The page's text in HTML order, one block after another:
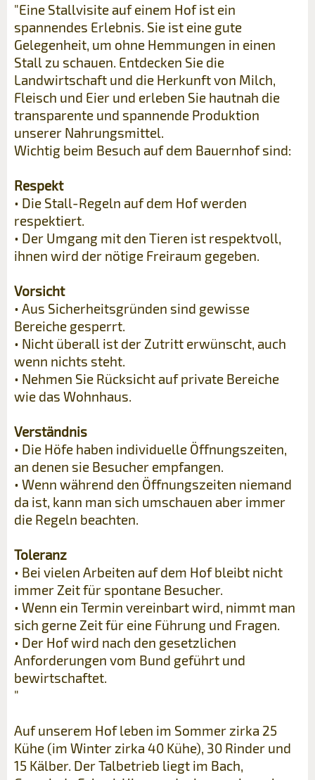
"Eine Stallvisite auf einem Hof ist ein
spannendes Erlebnis. Sie ist eine gute
Gelegenheit, um ohne Hemmungen in einen
Stall zu schauen. Entdecken Sie die
Landwirtschaft und die Herkunft von Milch,
Fleisch und Eier und erleben Sie hautnah die
transparente und spannende Produktion
unserer Nahrungsmittel.
Wichtig beim Besuch auf dem Bauernhof sind:
Respekt
• Die Stall-Regeln auf dem Hof werden
respektiert.
• Der Umgang mit den Tieren ist respektvoll,
ihnen wird der nötige Freiraum gegeben.
Vorsicht
• Aus Sicherheitsgründen sind gewisse
Bereiche gesperrt.
• Nicht überall ist der Zutritt erwünscht, auch
wenn nichts steht.
• Nehmen Sie Rücksicht auf private Bereiche
wie das Wohnhaus.
Verständnis
• Die Höfe haben individuelle Öffnungszeiten,
an denen sie Besucher empfangen.
• Wenn während den Öffnungszeiten niemand
da ist, kann man sich umschauen aber immer
die Regeln beachten.
Toleranz
• Bei vielen Arbeiten auf dem Hof bleibt nicht
immer Zeit für spontane Besucher.
• Wenn ein Termin vereinbart wird, nimmt man
sich gerne Zeit für eine Führung und Fragen.
• Der Hof wird nach den gesetzlichen
Anforderungen vom Bund geführt und
bewirtschaftet.
"
Auf unserem Hof leben im Sommer zirka 25
Kühe (im Winter zirka 40 Kühe), 30 Rinder und
15 Kälber. Der Talbetrieb liegt im Bach,